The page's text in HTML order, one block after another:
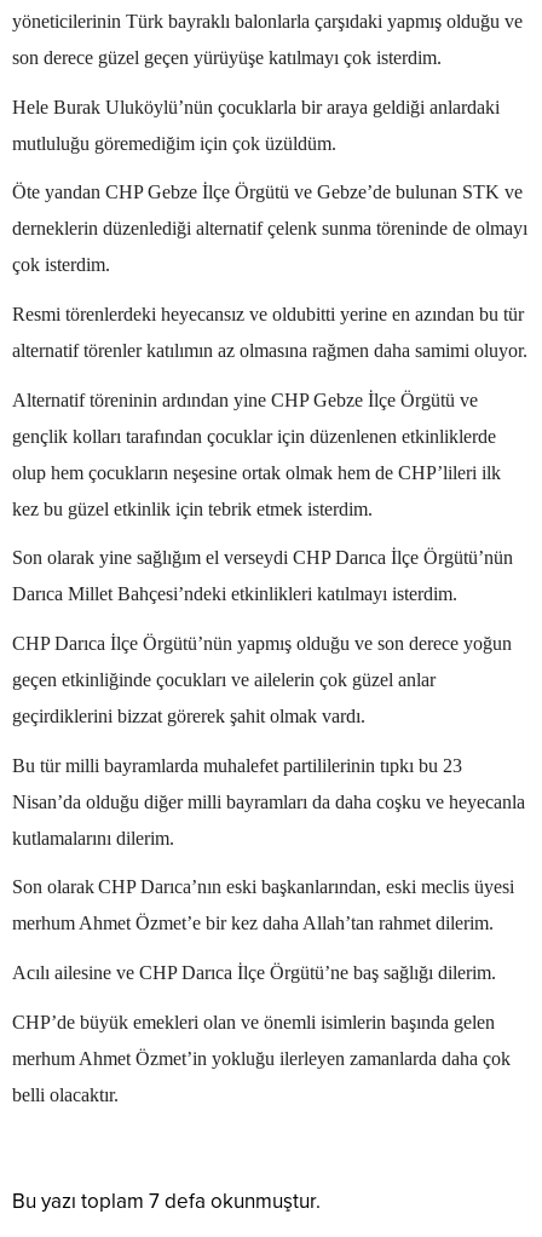
yöneticilerinin Türk bayraklı balonlarla çarşıdaki yapmış olduğu ve
son derece güzel geçen yürüyüşe katılmayı çok isterdim.
Hele Burak Uluköylü’nün çocuklarla bir araya geldiği anlardaki
mutluluğu göremediğim için çok üzüldüm.
Öte yandan CHP Gebze İlçe Örgütü ve Gebze’de bulunan STK ve
derneklerin düzenlediği alternatif çelenk sunma töreninde de olmayı
çok isterdim.
Resmi törenlerdeki heyecansız ve oldubitti yerine en azından bu tür
alternatif törenler katılımın az olmasına rağmen daha samimi oluyor.
Alternatif töreninin ardından yine CHP Gebze İlçe Örgütü ve
gençlik kolları tarafından çocuklar için düzenlenen etkinliklerde
olup hem çocukların neşesine ortak olmak hem de CHP’lileri ilk
kez bu güzel etkinlik için tebrik etmek isterdim.
Son olarak yine sağlığım el verseydi CHP Darıca İlçe Örgütü’nün
Darıca Millet Bahçesi’ndeki etkinlikleri katılmayı isterdim.
CHP Darıca İlçe Örgütü’nün yapmış olduğu ve son derece yoğun
geçen etkinliğinde çocukları ve ailelerin çok güzel anlar
geçirdiklerini bizzat görerek şahit olmak vardı.
Bu tür milli bayramlarda muhalefet partililerinin tıpkı bu 23
Nisan’da olduğu diğer milli bayramları da daha coşku ve heyecanla
kutlamalarını dilerim.
Son olarakCHP Darıca’nın eski başkanlarından, eski meclis üyesi
merhum Ahmet Özmet’e bir kez daha Allah’tan rahmet dilerim.
Acılı ailesine ve CHP Darıca İlçe Örgütü’ne baş sağlığı dilerim.
CHP’de büyük emekleri olan ve önemli isimlerin başında gelen
merhum Ahmet Özmet’in yokluğu ilerleyen zamanlarda daha çok
belli olacaktır.
Bu yazı toplam 7 defa okunmuştur.